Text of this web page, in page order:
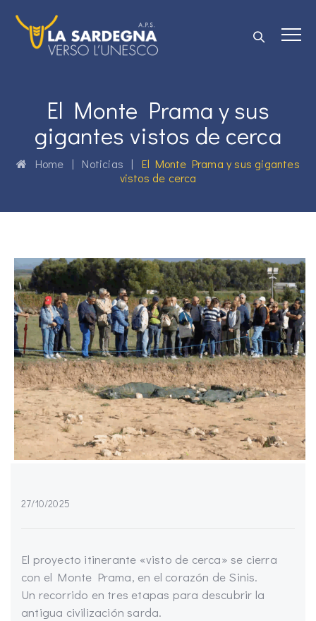
El Monte Prama y sus
gigantes vistos de cerca
Home | Noticias |El Monte Prama y sus gigantes
vistos de cerca
27/10/2025
El proyecto itinerante «visto de cerca» se cierra
con el Monte Prama, en el corazón de Sinis.
Un recorrido en tres etapas para descubrir la
antigua civilización sarda.